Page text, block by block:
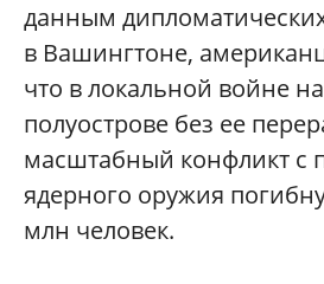
данным
в Вашингтоне,
что в локальной войне
полуострове без ее
масштабный конфликт с
ядерного оружия
млн человек.